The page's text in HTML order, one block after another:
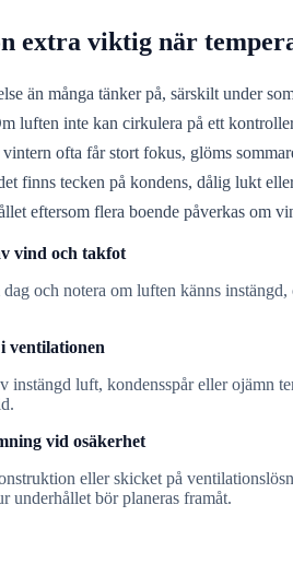
extra viktig när
än många tänker på, särskilt under
luften inte kan cirkulera på ett
ofta får stort fokus, glöms
finns tecken på kondens, dålig lukt
eftersom flera boende påverkas om
vind och takfot
och notera om luften känns
ventilationen
instängd luft, kondensspår eller ojämn
vid osäkerhet
eller skicket på
underhållet bör planeras framåt.